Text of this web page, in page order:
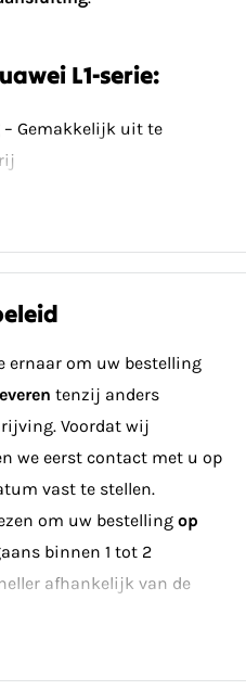
L1-serie:
– Gemakkelijk uit te
tegen
voorzien van
in ons
en efficiënt ontwerp
gebruiksvriendelijken
zonne-
ernaar om uw bestelling
tenzij anders
Voordat wij
we eerst contact met u op
vast te stellen.
om uw bestelling op
binnen 1 tot 2
afhankelijk van de
van zonnepanelen